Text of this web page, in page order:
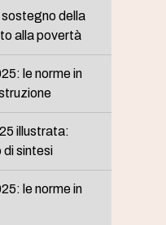
della
alla povertà
le norme in
illustrata:
sintesi
le norme in